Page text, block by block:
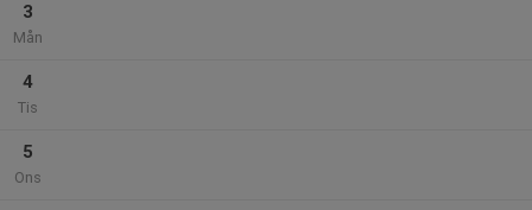
3
Mån
4
Tis
5
Ons